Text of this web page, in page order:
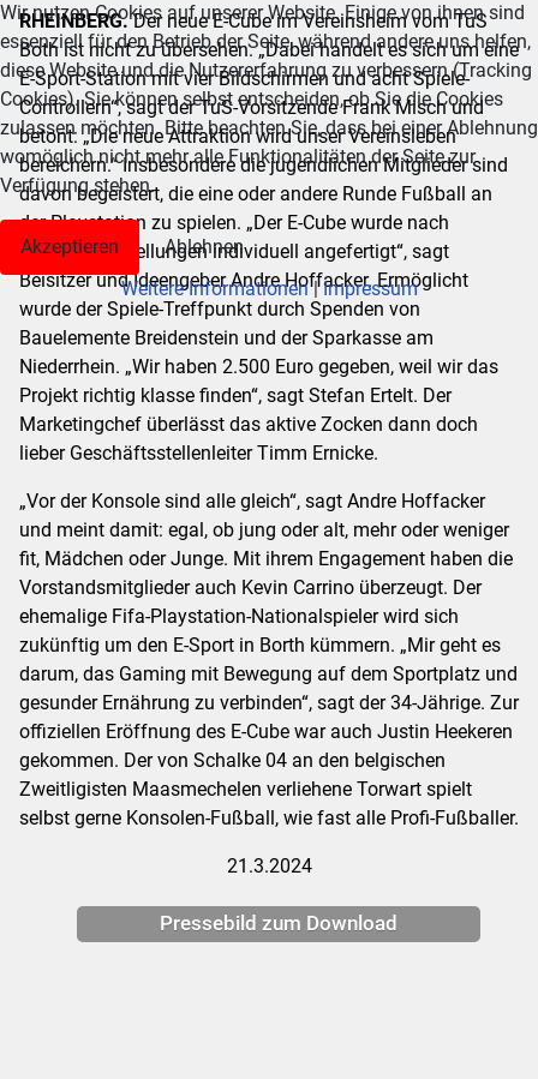
RHEINBERG.Der neue E-Cube im Vereinsheim vom TuS
Both ist nicht zu übersehen. „Dabei handelt es sich um eine
E-Sport-Station mit vier Bildschirmen und acht Spiele-
Controllern“, sagt der TuS-Vorsitzende Frank Misch und
betont: „Die neue Attraktion wird unser Vereinsleben
bereichern.“ Insbesondere die jugendlichen Mitglieder sind
davon begeistert, die eine oder andere Runde Fußball an
der Playstation zu spielen. „Der E-Cube wurde nach
unseren Vorstellungen individuell angefertigt“, sagt
Beisitzer und Ideengeber Andre Hoffacker. Ermöglicht
wurde der Spiele-Treffpunkt durch Spenden von
Bauelemente Breidenstein und der Sparkasse am
Niederrhein. „Wir haben 2.500 Euro gegeben, weil wir das
Projekt richtig klasse finden“, sagt Stefan Ertelt. Der
Marketingchef überlässt das aktive Zocken dann doch
lieber Geschäftsstellenleiter Timm Ernicke.
„Vor der Konsole sind alle gleich“, sagt Andre Hoffacker
und meint damit: egal, ob jung oder alt, mehr oder weniger
fit, Mädchen oder Junge. Mit ihrem Engagement haben die
Vorstandsmitglieder auch Kevin Carrino überzeugt. Der
ehemalige Fifa-Playstation-Nationalspieler wird sich
zukünftig um den E-Sport in Borth kümmern. „Mir geht es
darum, das Gaming mit Bewegung auf dem Sportplatz und
gesunder Ernährung zu verbinden“, sagt der 34-Jährige. Zur
offiziellen Eröffnung des E-Cube war auch Justin Heekeren
gekommen. Der von Schalke 04 an den belgischen
Zweitligisten Maasmechelen verliehene Torwart spielt
selbst gerne Konsolen-Fußball, wie fast alle Profi-Fußballer.
21.3.2024
Pressebild zum Download
Wir nutzen Cookies auf unserer Website. Einige von ihnen sind
essenziell für den Betrieb der Seite, während andere uns helfen,
diese Website und die Nutzererfahrung zu verbessern (Tracking
Cookies). Sie können selbst entscheiden, ob Sie die Cookies
zulassen möchten. Bitte beachten Sie, dass bei einer Ablehnung
womöglich nicht mehr alle Funktionalitäten der Seite zur
Verfügung stehen.
Akzeptieren
Ablehnen
Weitere Informationen|Impressum